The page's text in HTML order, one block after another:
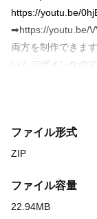
https://youtu.be/
➡https://youtu.be/
両方を制作できま
いくデザインなの
ールインワン等に
い設計になってお
PDF fileのダウン
選びに慎重になり
商用利用の条件が
ファイル形式
ZIP
ファイル容量
22.94MB